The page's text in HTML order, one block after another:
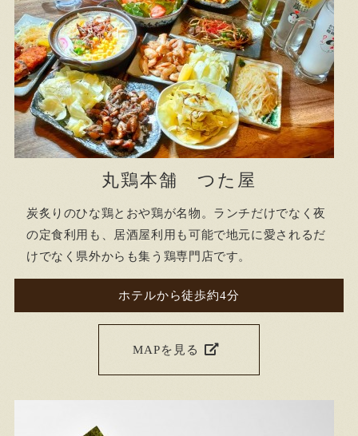
丸鶏本舗 つた屋
炭炙りのひな鶏とおや鶏が名物。ランチだけでなく夜
の定食利用も、居酒屋利用も可能で地元に愛されるだ
けでなく県外からも集う鶏専門店です。
ホテルから徒歩約4分
MAPを見る